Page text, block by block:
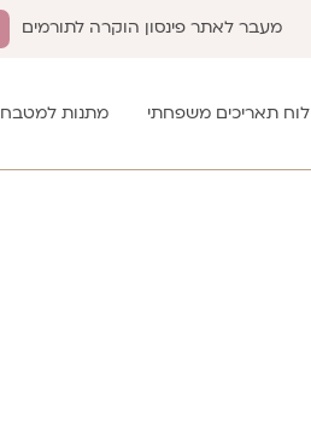
מעבר לאתר פינסון הוקרה לתורמים
לוח תאריכים משפחתי מתנות למטבח